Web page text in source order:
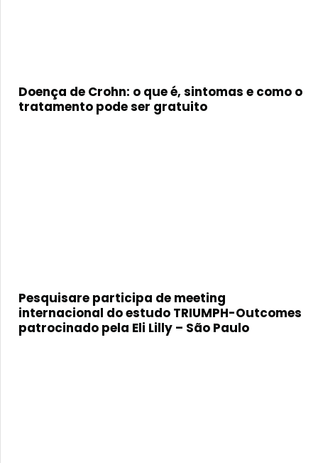
Doença de Crohn: o que é, sintomas e como o
tratamento pode ser gratuito
Pesquisare participa de meeting
internacional do estudo TRIUMPH-Outcomes
patrocinado pela Eli Lilly – São Paulo